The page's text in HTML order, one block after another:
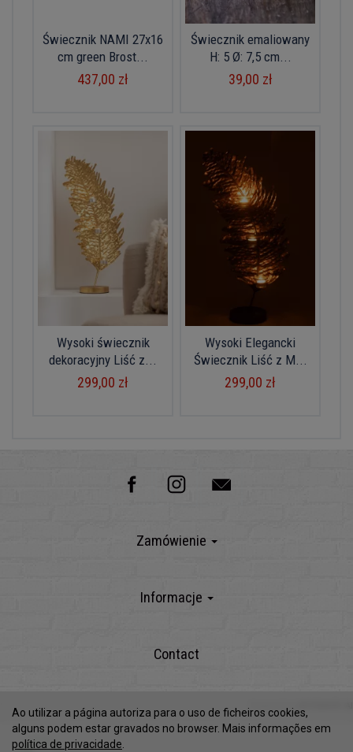
Świecznik NAMI 27x16
cm green Brost...
437,00 zł
Świecznik emaliowany
H: 5 Ø: 7,5 cm...
39,00 zł
Wysoki świecznik
dekoracyjny Liść z...
299,00 zł
Wysoki Elegancki
Świecznik Liść z M...
299,00 zł
Zamówienie
Informacje
Contact
Powered by
Ao utilizar a página autoriza para o uso de ficheiros cookies,
alguns podem estar gravados no browser. Mais informações em
política de privacidade